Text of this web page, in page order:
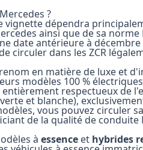
?
vignette dépendra
ainsi que desa norme
date antérieure à
circuler dans les ZCR
en matière de luxe et
modèles 100 % électriques
entièrement respectueux de
et blanche),
vous pouvez circuler
de la qualité de conduite
à essenceet hybrides